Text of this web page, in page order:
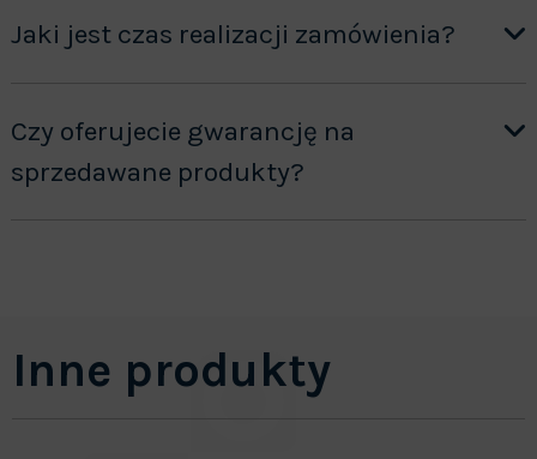
Jaki jest czas realizacji zamówienia?
Czy oferujecie gwarancję na
sprzedawane produkty?
Inne produkty